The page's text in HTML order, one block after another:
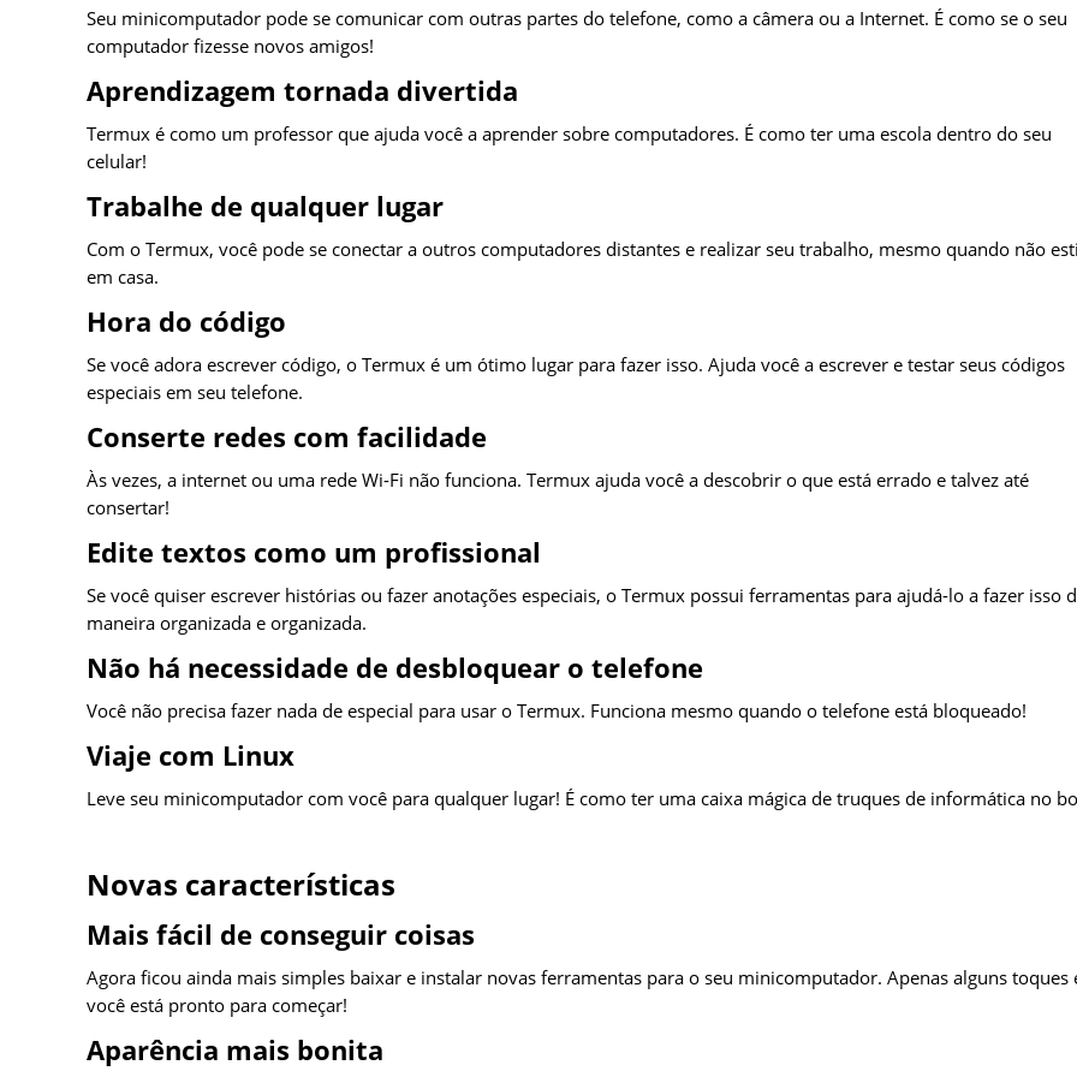
Seu minicomputador pode se comunicar com outras partes do telefone, como a câmera ou a Internet. É como se o seu
computador fizesse novos amigos!
Aprendizagem tornada divertida
Termux é como um professor que ajuda você a aprender sobre computadores. É como ter uma escola dentro do seu
celular!
Trabalhe de qualquer lugar
Com o Termux, você pode se conectar a outros computadores distantes e realizar seu trabalho, mesmo quando não
em casa.
Hora do código
Se você adora escrever código, o Termux é um ótimo lugar para fazer isso. Ajuda você a escrever e testar seus códigos
especiais em seu telefone.
Conserte redes com facilidade
Às vezes, a internet ou uma rede Wi-Fi não funciona. Termux ajuda você a descobrir o que está errado e talvez até
consertar!
Edite textos como um profissional
Se você quiser escrever histórias ou fazer anotações especiais, o Termux possui ferramentas para ajudá-lo a fazer isso
maneira organizada e organizada.
Não há necessidade de desbloquear o telefone
Você não precisa fazer nada de especial para usar o Termux. Funciona mesmo quando o telefone está bloqueado!
Viaje com Linux
Leve seu minicomputador com você para qualquer lugar! É como ter uma caixa mágica de truques de informática no
Novas características
Mais fácil de conseguir coisas
Agora ficou ainda mais simples baixar e instalar novas ferramentas para o seu minicomputador. Apenas alguns toques
você está pronto para começar!
Aparência mais bonita